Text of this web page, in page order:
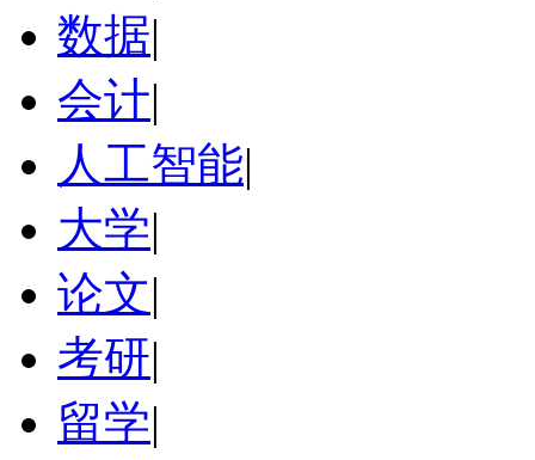
数据|
会计|
人工智能|
大学|
论文|
考研|
留学|